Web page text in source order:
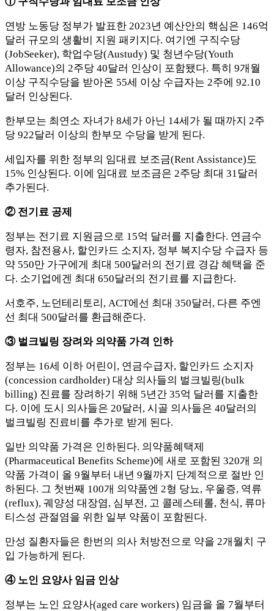
연방 노동당 정부가 발표한 2023년 예산안의 핵심은 146억
달러 규모의 생활비 지원 패키지다. 여기엔 구직수당
(JobSeeker), 학업수당(Austudy) 및 청년수당(Youth
Allowance)의 2주당 40달러 인상이 포함됐다. 특히 9개월
이상 구직수당을 받아온 55세 이상 수급자는 2주에 92.10
달러 인상된다.
한부모는 최연소 자녀가 8세가 아닌 14세가 될 때까지 2주
당 922달러 이상의 한부모 수당을 받게 된다.
세입자를 위한 정부의 임대료 보조금(Rent Assistance)도
15% 인상된다. 이에 임대료 보조금은 2주당 최대 31달러
추가된다.
② 전기료 공제
정부는 전기료 지원금으로 15억 달러를 지출한다. 연금수
령자, 참전용사, 할인카드 소지자, 정부 복지수당 수급자 등
약 550만 가구에게 최대 500달러의 전기료 경감 혜택을 준
다. 소기업에겐 최대 650달러의 전기료를 지급한다.
서호주, 노던테리토리, ACT에선 최대 350달러, 다른 주엔
선 최대 500달러를 환급해준다.
③ 벌크빌링 장려와 의약품 가격 인하
정부는 16세 이하 어린이, 연금수급자, 할인카드 소지자
(concession cardholder) 대상 의사들의 벌크빌링(bulk
billing) 진료를 장려하기 위해 5년간 35억 달러를 지출한
다. 이에 도시 의사들은 20달러, 시골 의사들은 40달러의
벌크빌링 진료비를 추가로 받게 된다.
일반 의약품 가격은 인하된다. 의약품혜택제
(Pharmaceutical Benefits Scheme)에 새로 포함된 320개 의
약품 가격이 올 9월부터 내년 9월까지 단계적으로 절반 인
하된다. 그 첫번째 100개 의약품엔 2형 당뇨, 우울증, 역류
(reflux), 궤양성 대장염, 심부전, 고 콜레스테롤, 천식, 류마
티스성 관절염을 위한 일부 약품이 포함된다.
만성 질환자들은 한번의 의사 처방전으로 약을 2개월치 구
입 가능하게 된다.
④ 노인 요양사 임금 인상
정부는 노인 요양사(aged care workers) 임금을 올 7월부터